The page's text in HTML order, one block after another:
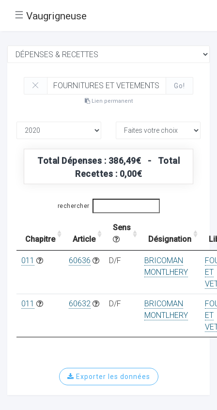
☰ Vaugrigneuse
Go!
Lien permanent
Total Dépenses : 386,49€ - Total
Recettes : 0,00€
rechercher
Chapitre Article
Sens
Désignation
011 60636 D/F
BRICOMAN
MONTLHERY
ET
011 60632 D/F
BRICOMAN
MONTLHERY
ET
Exporter les données